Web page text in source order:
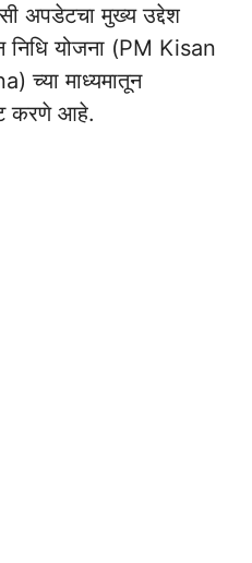
अपडेटचा मुख्य उद्देश
निधि योजना (PM Kisan
च्या माध्यमातून
करणे आहे.